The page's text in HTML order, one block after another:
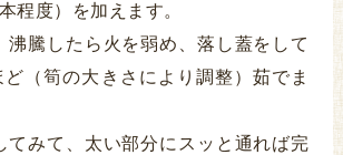
程度）を加えます。
沸騰したら火を弱め、落し蓋をして
（筍の大きさにより調整）茹でま
てみて、太い部分にスッと通れば完